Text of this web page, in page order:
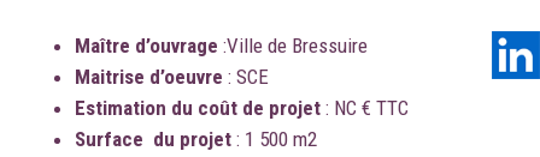
Maître d’ouvrage :Ville de Bressuire
Maitrise d’oeuvre : SCE
Estimation du coût de projet: NC € TTC
Surface du projet: 1 500 m2